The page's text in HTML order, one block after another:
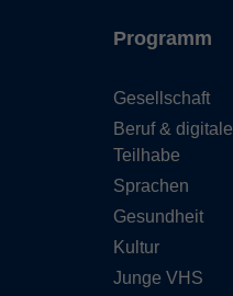
Programm
Gesellschaft
Beruf & digitale
Teilhabe
Sprachen
Gesundheit
Kultur
Junge VHS